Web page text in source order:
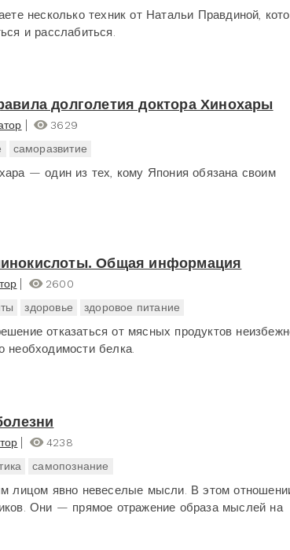
несколько техник от Натальи Правдиной,
и расслабиться.
долголетия доктора Хинохары
3629
саморазвитие
— один из тех, кому Япония обязана своим
Общая информация
2600
здоровье здоровое питание
отказаться от мясных продуктов
необходимости белка.
4238
самопознание
лицом явно невеселые мысли. В этом
Они — прямое отражение образа мыслей на